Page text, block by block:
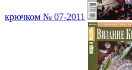
крючком № 07-2011